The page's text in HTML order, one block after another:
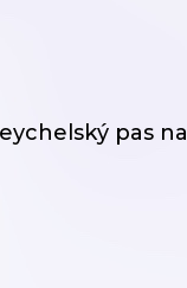
pas na